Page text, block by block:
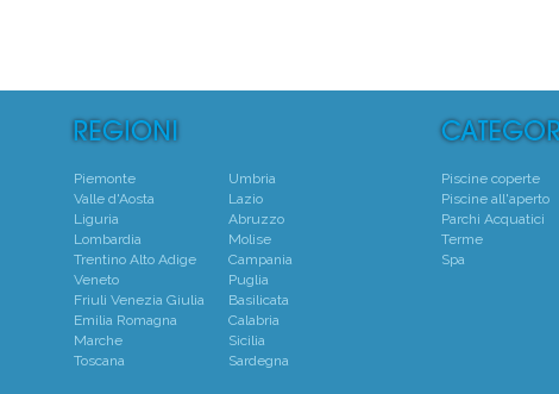
Piemonte
Valle d'Aosta
Liguria
Lombardia
Trentino Alto Adige
Veneto
Friuli Venezia Giulia
Emilia Romagna
Marche
Toscana
Umbria
Lazio
Abruzzo
Molise
Campania
Puglia
Basilicata
Calabria
Sicilia
Sardegna
Piscine coperte
Piscine all'aperto
Parchi Acquatici
Terme
Spa